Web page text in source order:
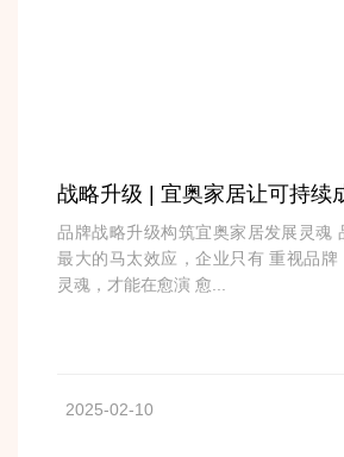
战略升级 | 宜奥家居让可持续
品牌战略升级构筑宜奥家居发展灵魂
最大的马太效应，企业只有 重视品牌
灵魂，才能在愈演 愈...
2025-02-10